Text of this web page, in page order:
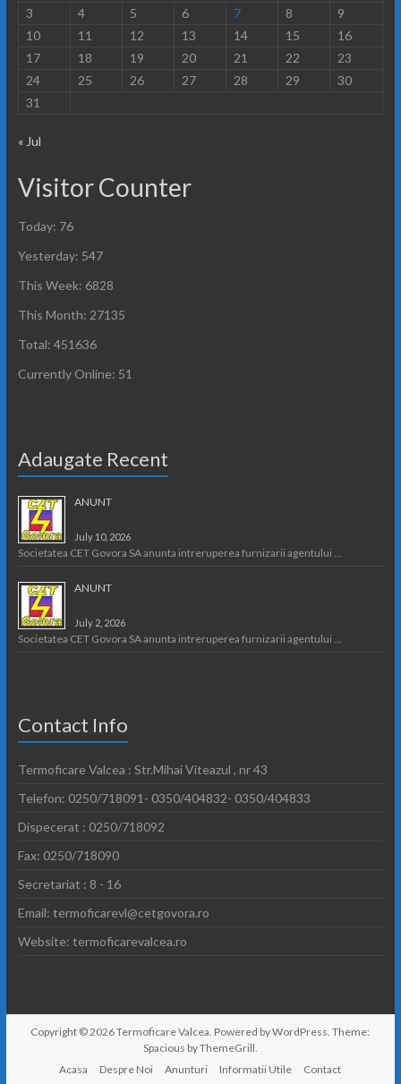
3
4 5 6 7 8
9
10
11 12 13 14 15
16
17
18 19 20 21 22
23
24
25 26 27 28 29
30
31
« Jul
Visitor Counter
Today: 76
Yesterday: 547
This Week: 6828
This Month: 27135
Total: 451636
Currently Online: 51
Adaugate Recent
ANUNT
July 10, 2026
Societatea CET Govora SA anunta intreruperea furnizarii agentului …
ANUNT
July 2, 2026
Societatea CET Govora SA anunta intreruperea furnizarii agentului …
Contact Info
Termoficare Valcea : Str.Mihai Viteazul , nr 43
Telefon: 0250/718091- 0350/404832- 0350/404833
Dispecerat : 0250/718092
Fax: 0250/718090
Secretariat : 8 - 16
Email: termoficarevl@cetgovora.ro
Website: termoficarevalcea.ro
Copyright © 2026Termoficare Valcea . Powered byWordPress . Theme:
Spacious byThemeGrill
Acasa
Despre Noi Anunturi Informatii Utile Contact